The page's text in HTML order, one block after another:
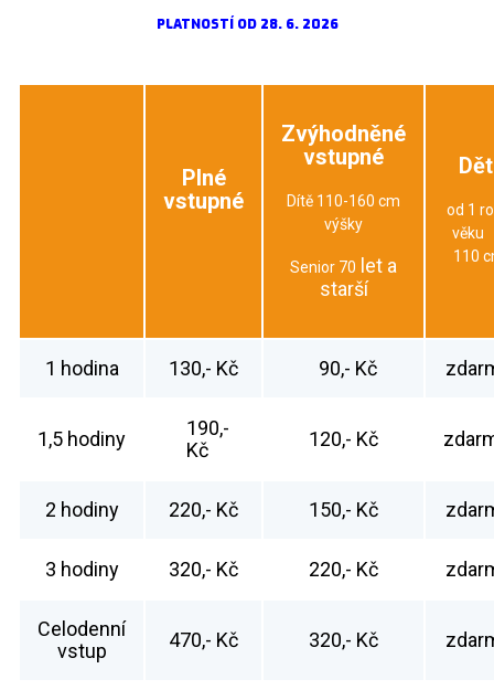
PLATNOSTÍ OD 28. 6. 2026
Plné
vstupné
Zvýhodněné
vstupné
Dítě 110-160 cm
výšky
Senior 70
let a
starší
od 1
věku
110
1 hodina 130,- Kč 90,- Kč
1,5 hodiny
190,-
Kč
120,- Kč
2 hodiny 220,- Kč 150,- Kč
3 hodiny 320,- Kč 220,- Kč
Celodenní
vstup
470,- Kč 320,- Kč